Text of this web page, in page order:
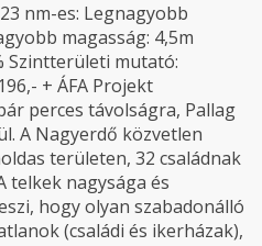
nm-es: Legnagyobb
magasság: 4,5m
Szintterületi mutató:
+ ÁFA Projekt
perces távolságra, Pallag
A Nagyerdő közvetlen
területen, 32 családnak
telkek nagysága és
hogy olyan szabadonálló
(családi és ikerházak),